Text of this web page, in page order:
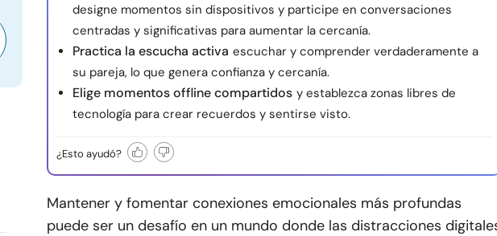
designe momentos sin dispositivos y participe en conversaciones
centradas y significativas para aumentar la cercanía.
Practica la escucha activa escuchar y comprender verdaderamente a
su pareja, lo que genera confianza y cercanía.
Elige momentos offline compartidos y establezca zonas libres de
tecnología para crear recuerdos y sentirse visto.
¿Esto ayudó?
Mantener y fomentar conexiones emocionales más profundas
puede ser un desafío en un mundo donde las distracciones